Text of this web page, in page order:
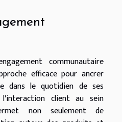
communautaire
efficace pour ancrer
dans le quotidien de ses
l'interaction client au sein
non seulement de